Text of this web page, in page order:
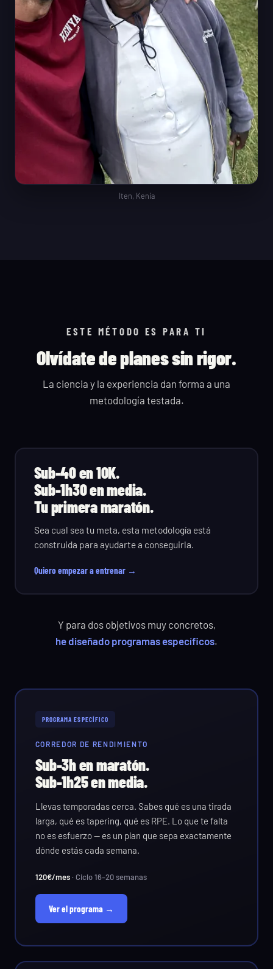
Iten, Kenia
ESTE MÉTODO ES PARA TI
Olvídate de planes sin rigor.
La ciencia y la experiencia dan forma a una
metodología testada.
Sub-40 en 10K.
Sub-1h30 en media.
Tu primera maratón.
Sea cual sea tu meta, esta metodología está
construida para ayudarte a conseguirla.
Quiero empezar a entrenar →
Y para dos objetivos muy concretos,
he diseñado programas específicos.
PROGRAMA ESPECÍFICO
CORREDOR DE RENDIMIENTO
Sub-3h en maratón.
Sub-1h25 en media.
Llevas temporadas cerca. Sabes qué es una tirada
larga, qué es tapering, qué es RPE. Lo que te falta
no es esfuerzo — es un plan que sepa exactamente
dónde estás cada semana.
120€/mes· Ciclo 16–20 semanas
Ver el programa →